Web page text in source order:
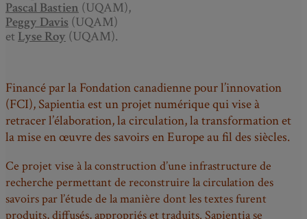
Pascal Bastien (UQAM),
Peggy Davis (UQAM)
et Lyse Roy (UQAM).
Financé par la Fondation canadienne pour l’innovation
(FCI), Sapientia est un projet numérique qui vise à
retracer l’élaboration, la circulation, la transformation et
la mise en œuvre des savoirs en Europe au fil des siècles.
Ce projet vise à la construction d’une infrastructure de
recherche permettant de reconstruire la circulation des
savoirs par l’étude de la manière dont les textes furent
produits, diffusés, appropriés et traduits. Sapientia se